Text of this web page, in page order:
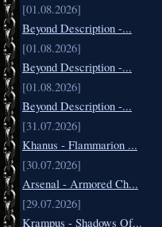
[01.08.2026]
Beyond Description -...
[01.08.2026]
Beyond Description -...
[01.08.2026]
Beyond Description -...
[31.07.2026]
Khanus - Flammarion ...
[30.07.2026]
Arsenal - Armored Ch...
[29.07.2026]
Krampus - Shadows Of...